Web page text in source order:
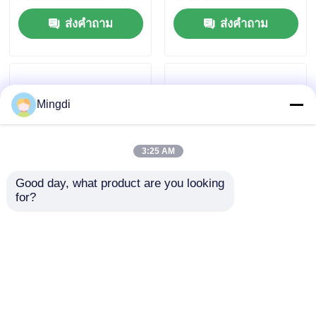
ชนิดรวม, ระบบควบคุม
Siemensส่งคำถาม
พลาสติก PET 50-
80m/minส่งคำถาม
Mingdi
3:25 AM
Good day, what product are you looking
for?